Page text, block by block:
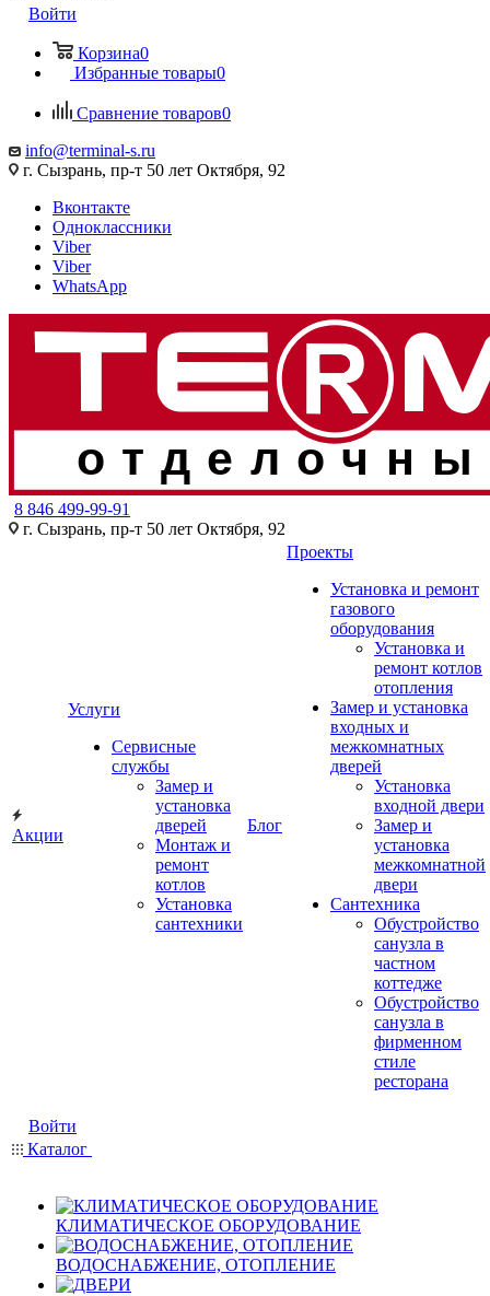
Войти
Корзина0
Избранные товары0
Сравнение товаров0
info@terminal-s.ru
г. Сызрань, пр-т 50 лет Октября, 92
Вконтакте
Одноклассники
Viber
Viber
WhatsApp
8 846 499-99-91
г. Сызрань, пр-т 50 лет Октября, 92
Акции
Услуги
Сервисные
службы
Замер и
установка
дверей
Монтаж и
ремонт
котлов
Установка
сантехники
Блог
Проекты
Установка и ремонт
газового
оборудования
Установка и
ремонт котлов
отопления
Замер и установка
входных и
межкомнатных
дверей
Установка
входной двери
Замер и
установка
межкомнатной
двери
Сантехника
Обустройство
санузла в
частном
коттедже
Обустройство
санузла в
фирменном
стиле
ресторана
Войти
Каталог
КЛИМАТИЧЕСКОЕ ОБОРУДОВАНИЕ
ВОДОСНАБЖЕНИЕ, ОТОПЛЕНИЕ